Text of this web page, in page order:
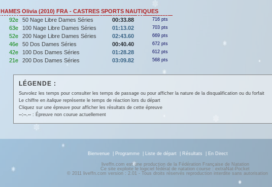
HAMES Olivia (2010) FRA - CASTRES SPORTS NAUTIQUES
92e
50 Nage Libre Dames Séries 00:33.88 716 pts
63e 100 Nage Libre Dames Séries 01:13.02 703 pts
52e 200 Nage Libre Dames Séries 02:43.60 669 pts
46e 50 Dos Dames Séries 00:40.40 672 pts
42e 100 Dos Dames Séries 01:28.28 612 pts
21e 200 Dos Dames Séries 03:09.82 568 pts
LÉGENDE :
Survolez les temps pour consulter les temps de passage ou pour afficher la nature de la disqualification ou du forfait
Le chiffre en italiquereprésente le temps de réaction lors du départ
Cliquez sur une épreuve pour afficher les résultats de cette épreuve
--:--.--: Épreuve non courue actuellement
Bienvenue Programme Liste de départ Résultats En Direct
liveffn.com est une production de la Fédération Française de Natation
Ce site exploite le logiciel fédéral de natation course : extraNat-Pocket
© 2011 liveffn.com version : 2.01 - Tous droits réservés reproduction interdite sans autorisation